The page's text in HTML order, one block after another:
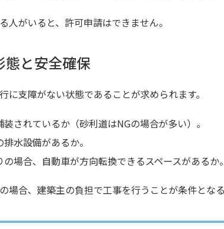
人がいると、許可申請はできません。
態と安全確保
に支障がない状態であることが求められます。
装されているか（砂利道はNGの場合が多い）。
水設備があるか。
場合、自動車が方向転換できるスペースがあるか。
場合、建築主の負担で工事を行うことが条件となる